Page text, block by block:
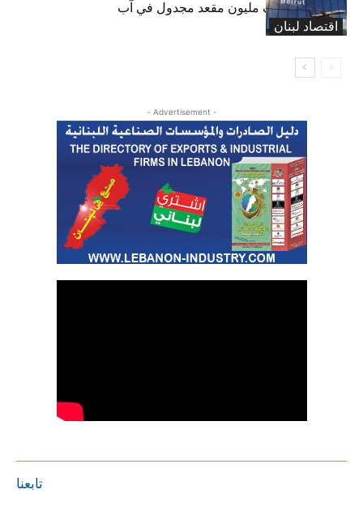
اقتصاد لبنان
الأوسط… نصف مليون مقعد مجدول في آب
(انفوغراف)
- Advertisement -
تابعنا